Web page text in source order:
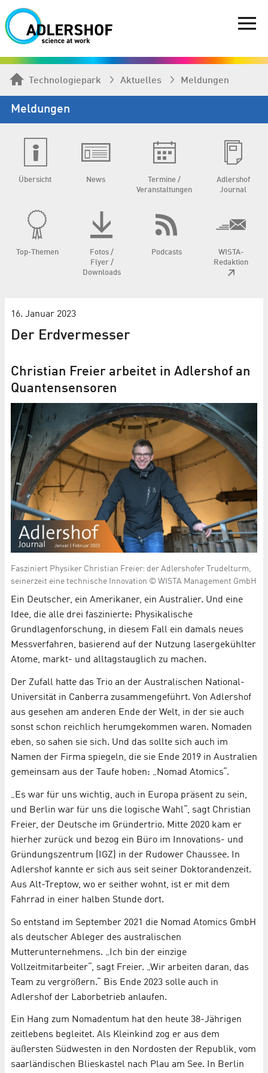
Technologiepark Aktuelles Meldungen
Meldungen
Übersicht News
Termine /
Veranstaltungen
Adlershof
Journal
Top-Themen
Fotos /
Flyer /
Downloads
Podcasts
WISTA-
Redaktion
16. Januar 2023
Der Erdvermesser
Christian Freier arbeitet in Adlershof an
Quantensensoren
Fasziniert Physiker Christian Freier: der Adlershofer Trudelturm,
seinerzeit eine technische Innovation © WISTA Management GmbH
Ein Deutscher, ein Amerikaner, ein Australier. Und eine
Idee, die alle drei faszinierte: Physikalische
Grundlagenforschung, in diesem Fall ein damals neues
Messverfahren, basierend auf der Nutzung lasergekühlter
Atome, markt- und alltagstauglich zu machen.
Der Zufall hatte das Trio an der Australischen National-
Universität in Canberra zusammengeführt. Von Adlershof
aus gesehen am anderen Ende der Welt, in der sie auch
sonst schon reichlich herumgekommen waren. Nomaden
eben, so sahen sie sich. Und das sollte sich auch im
Namen der Firma spiegeln, die sie Ende 2019 in Australien
gemeinsam aus der Taufe hoben: „Nomad Atomics“.
„Es war für uns wichtig, auch in Europa präsent zu sein,
und Berlin war für uns die logische Wahl“, sagt Christian
Freier, der Deutsche im Gründertrio. Mitte 2020 kam er
hierher zurück und bezog ein Büro im Innovations- und
Gründungszentrum (IGZ) in der Rudower Chaussee. In
Adlershof kannte er sich aus seit seiner Doktorandenzeit.
Aus Alt-Treptow, wo er seither wohnt, ist er mit dem
Fahrrad in einer halben Stunde dort.
So entstand im September 2021 die Nomad Atomics GmbH
als deutscher Ableger des australischen
Mutterunternehmens. „Ich bin der einzige
Vollzeitmitarbeiter“, sagt Freier. „Wir arbeiten daran, das
Team zu vergrößern.“ Bis Ende 2023 solle auch in
Adlershof der Laborbetrieb anlaufen.
Ein Hang zum Nomadentum hat den heute 38-Jährigen
zeitlebens begleitet. Als Kleinkind zog er aus dem
äußersten Südwesten in den Nordosten der Republik, vom
saarländischen Blieskastel nach Plau am See. In Berlin